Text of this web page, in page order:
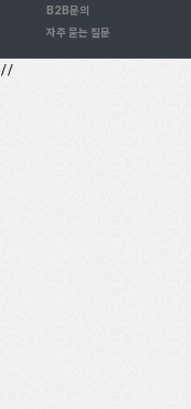
B2B문의
자주 묻는 질문
//